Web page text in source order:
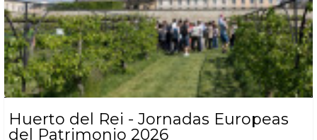
Huerto del Rei - Jornadas Europeas
del Patrimonio 2026